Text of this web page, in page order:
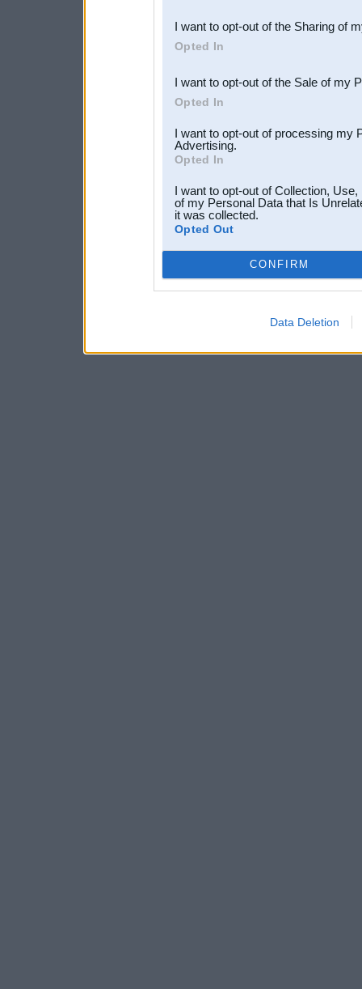
Downstream Participants
third parties.
I want to opt-out of the Sharing of
Opted In
I want to opt-out of the Sale of my
Opted In
I want to opt-out of processing my
Advertising.
Opted In
I want to opt-out of Collection,
of my Personal Data that Is
it was collected.
Opted Out
CONFIRM
Data Deletion